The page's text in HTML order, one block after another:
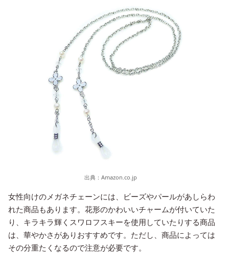
出典： Amazon.co.jp
女性向けのメガネチェーンには、ビーズやパールがあしらわ
れた商品もあります。花形のかわいいチャームが付いていた
り、キラキラ輝くスワロフスキーを使用していたりする商品
は、華やかさがありおすすめです。ただし、商品によっては
その分重たくなるので注意が必要です。